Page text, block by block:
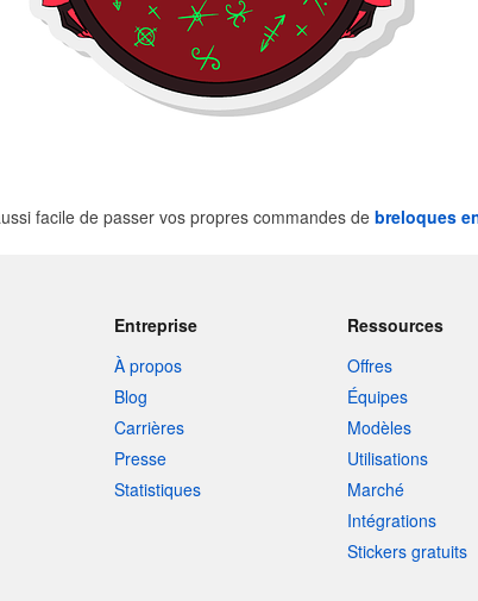
facile de passer vos propres commandes debreloques
Entreprise
À propos
Blog
Carrières
Presse
Statistiques
Ressources
Offres
Équipes
Modèles
Utilisations
Marché
Intégrations
Stickers gratuits